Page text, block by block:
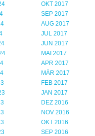
OKT 2017
SEP 2017
AUG 2017
JUL 2017
JUN 2017
MAI 2017
APR 2017
MÄR 2017
FEB 2017
JAN 2017
DEZ 2016
NOV 2016
OKT 2016
SEP 2016